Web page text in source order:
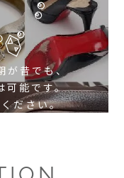
が昔でも、
可能です。
ださい。